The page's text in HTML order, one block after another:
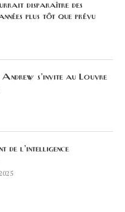
disparaître des
plus tôt que prévu
Andrew s’invite au Louvre
de l’intelligence